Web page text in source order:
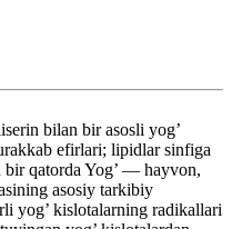
bilan bir asosli yog’
efirlari; lipidlar sinfiga
qatorda Yog’ — hayvon,
asosiy tarkibiy
yog’ kislotalarning radikallari